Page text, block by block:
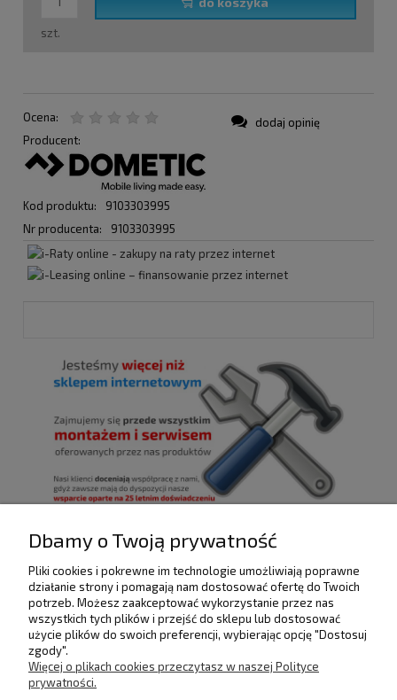
szt.
Ocena:
Producent:
Kod produktu:
9103303995
Nr producenta:
9103303995
dodaj opinię
POMOC
DOSTAWA I PŁATNOŚCI
Dbamy o Twoją prywatność
Pliki cookies i pokrewne im technologie umożliwiają poprawne
działanie strony i pomagają nam dostosować ofertę do Twoich
potrzeb. Możesz zaakceptować wykorzystanie przez nas
wszystkich tych plików i przejść do sklepu lub dostosować
użycie plików do swoich preferencji, wybierając opcję "Dostosuj
zgody".
Więcej o plikach cookies przeczytasz w naszej Polityce
prywatności.